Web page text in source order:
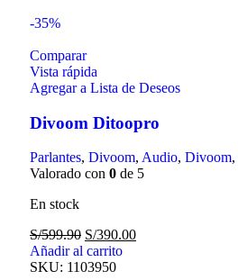
-35%
Comparar
Vista rápida
Agregar a Lista de Deseos
Divoom Ditoopro
Parlantes, Divoom, Audio, Divoom,
Valorado con 0 de 5
En stock
S/599.90 S/390.00
Añadir al carrito
SKU: 1103950